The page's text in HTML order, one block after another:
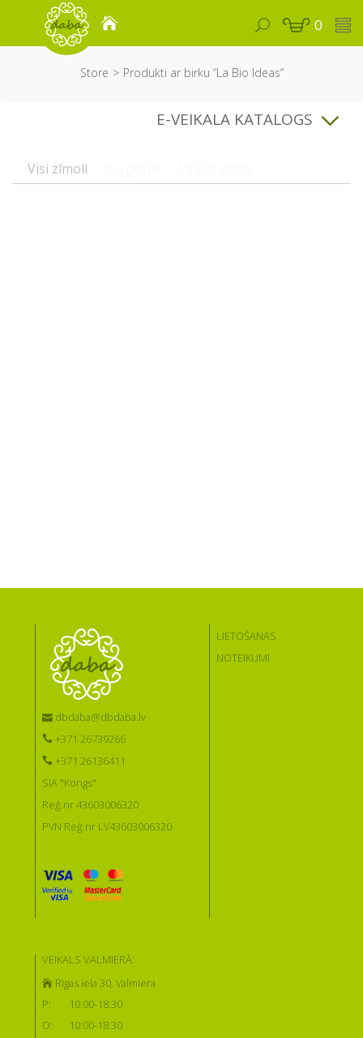
0
Store Produkti ar birku “La Bio Ideas”
E-VEIKALA KATALOGS
Visi zīmoli
dbdaba@dbdaba.lv
+371 26739266
+371 26136411
SIA "Kongs"
Reģ.nr 43603006320
PVN Reģ.nr LV43603006320
LIETOŠANAS
NOTEIKUMI
VEIKALS VALMIERĀ:
Rīgas iela 30, Valmiera
P:
10:00-18:30
O:
10:00-18:30